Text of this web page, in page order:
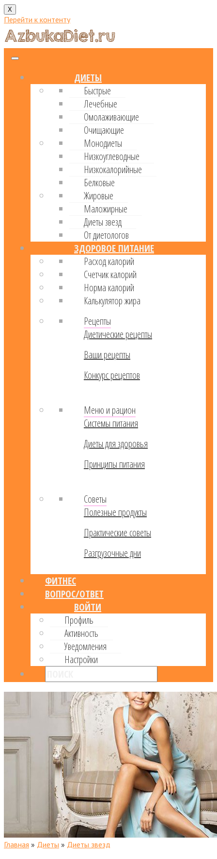
X
Перейти к контенту
ДИЕТЫ
Быстрые
Лечебные
Омолаживающие
Очищающие
Монодиеты
Низкоуглеводные
Низкокалорийные
Белковые
Жировые
Маложирные
Диеты звезд
От диетологов
ЗДОРОВОЕ ПИТАНИЕ
Расход калорий
Cчетчик калорий
Норма калорий
Калькулятор жира
Рецепты
Диетические рецепты
Ваши рецепты
Конкурс рецептов
Меню и рацион
Системы питания
Диеты для здоровья
Принципы питания
Советы
Полезные продукты
Практические советы
Разгрузочные дни
ФИТНЕС
ВОПРОС/ОТВЕТ
ВОЙТИ
Профиль
Активность
Уведомления
Настройки
Главная » Диеты » Диеты звезд